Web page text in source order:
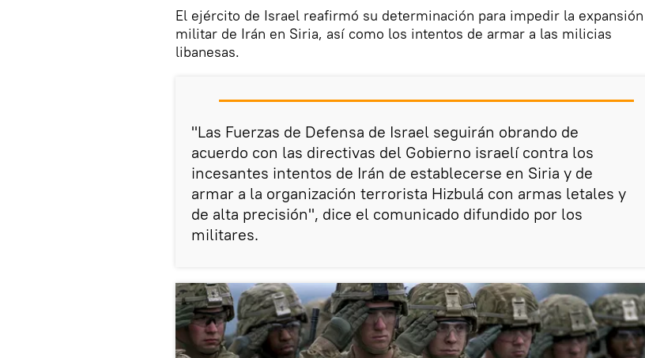
El ejército de Israel reafirmó su determinación para impedir la expansión
militar de Irán en Siria, así como los intentos de armar a las milicias
libanesas.
"Las Fuerzas de Defensa de Israel seguirán obrando de
acuerdo con las directivas del Gobierno israelí contra los
incesantes intentos de Irán de establecerse en Siria y de
armar a la organización terrorista Hizbulá con armas letales y
de alta precisión", dice el comunicado difundido por los
militares.